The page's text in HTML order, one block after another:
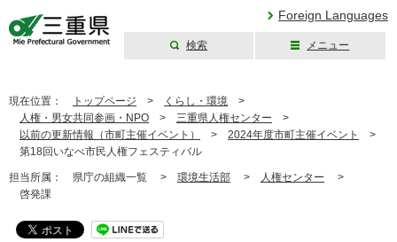
Foreign Languages
検索 メニュー
現在位置： トップページ > くらし・環境 >
人権・男女共同参画・NPO > 三重県人権センター >
以前の更新情報（市町主催イベント）
> 2024年度市町主催イベント
>
第18回いなべ市民人権フェスティバル
担当所属： 県庁の組織一覧 > 環境生活部 > 人権センター >
啓発課